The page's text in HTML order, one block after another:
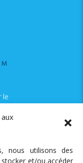
nous utilisons des
et/ou accéder
le